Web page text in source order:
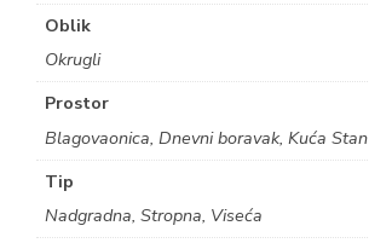
Oblik
Okrugli
Prostor
Blagovaonica, Dnevni boravak, Kuća Stan
Tip
Nadgradna, Stropna, Viseća